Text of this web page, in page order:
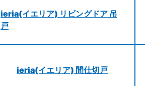
ieria(イエリア) リビングドア 吊
戸
ieria(イエリア) 間仕切戸